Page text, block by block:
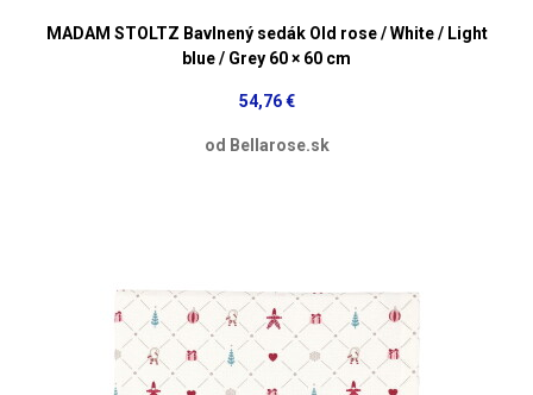
MADAM STOLTZ Bavlnený sedák Old rose / White / Light
blue / Grey 60 × 60 cm
54,76 €
od Bellarose.sk